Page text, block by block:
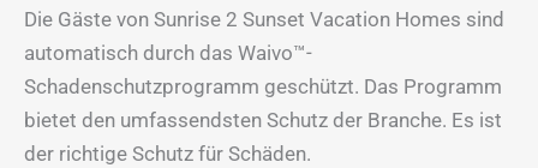
Die Gäste von Sunrise 2 Sunset Vacation Homes sind
automatisch durch das Waivo™-
Schadenschutzprogramm geschützt. Das Programm
bietet den umfassendsten Schutz der Branche. Es ist
der richtige Schutz für Schäden.